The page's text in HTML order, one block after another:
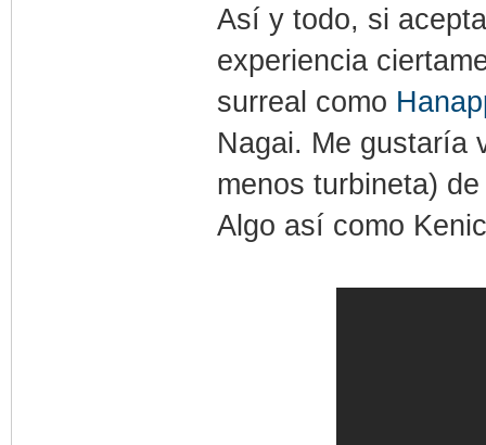
Así y todo, si
experiencia
surreal como
Nagai. Me gustaría
menos turbineta)
Algo así como